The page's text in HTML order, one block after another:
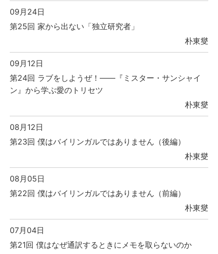
09月24日
第25回 家から出ない「独立研究者」
朴東燮
09月12日
第24回 ラブをしようぜ！――『ミスター・サンシャイ
ン』から学ぶ愛のトリセツ
朴東燮
08月12日
第23回 僕はバイリンガルではありません（後編）
朴東燮
08月05日
第22回 僕はバイリンガルではありません（前編）
朴東燮
07月04日
第21回 僕はなぜ通訳するときにメモを取らないのか